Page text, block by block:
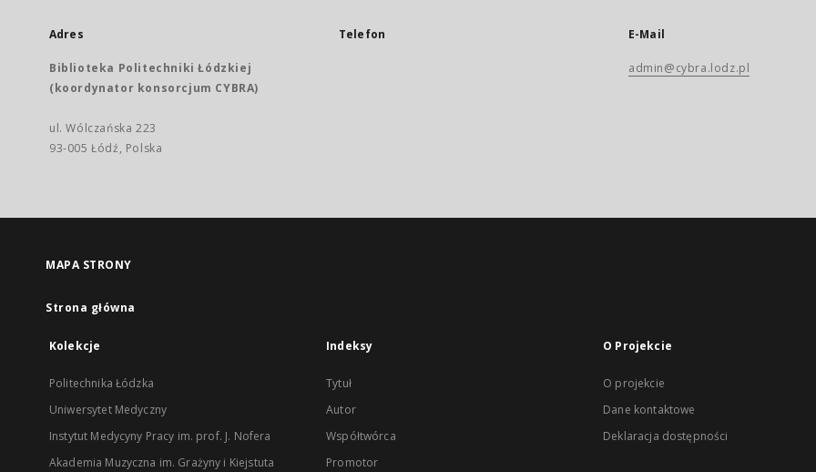
Adres
Biblioteka Politechniki Łódzkiej
(koordynator konsorcjum CYBRA)
ul. Wólczańska 223
93-005 Łódź, Polska
Telefon E-Mail
admin@cybra.lodz.pl
MAPA STRONY
Strona główna
Kolekcje
Politechnika Łódzka
Uniwersytet Medyczny
Instytut Medycyny Pracy im. prof. J. Nofera
Akademia Muzyczna im. Grażyny i Kiejstuta
Indeksy
Tytuł
Autor
Współtwórca
Promotor
O Projekcie
O projekcie
Dane kontaktowe
Deklaracja dostępności